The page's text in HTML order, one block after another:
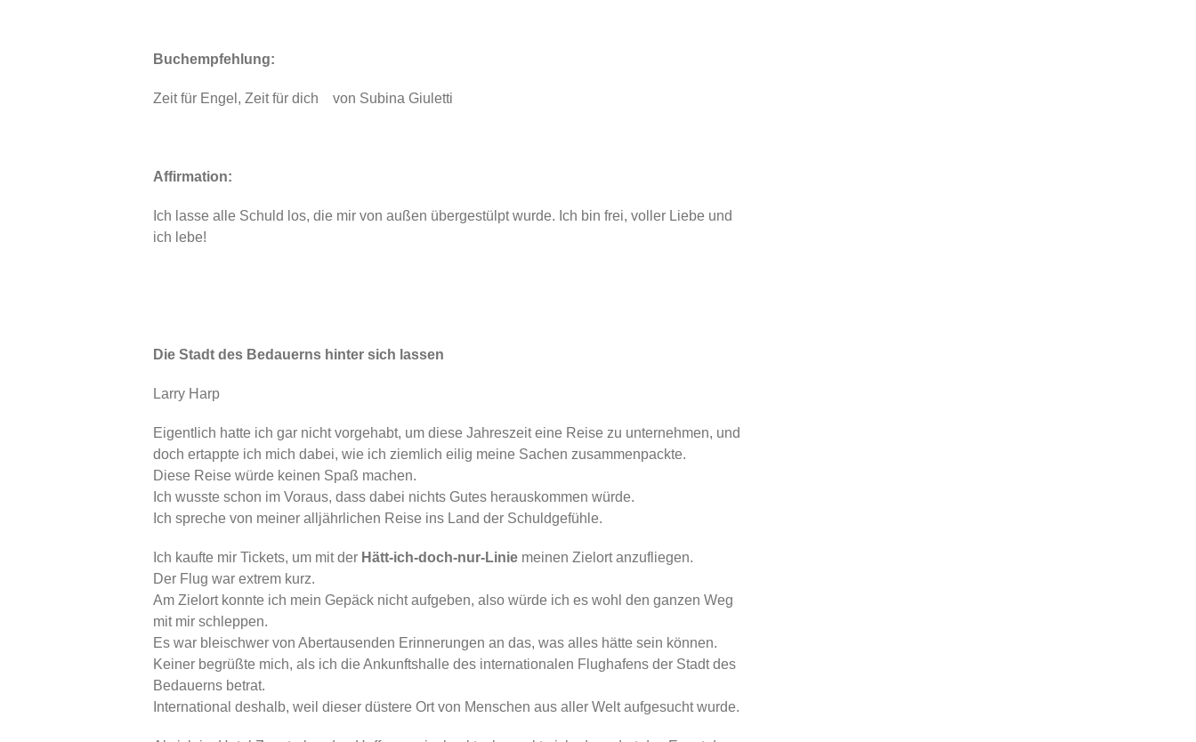
Buchempfehlung:
Zeit für Engel, Zeit für dich von Subina Giuletti
Affirmation:
Ich lasse alle Schuld los, die mir von außen übergestülpt wurde. Ich bin frei, voller Liebe und
ich lebe!
Die Stadt des Bedauerns hinter sich lassen
Larry Harp
Eigentlich hatte ich gar nicht vorgehabt, um diese Jahreszeit eine Reise zu unternehmen, und
doch ertappte ich mich dabei, wie ich ziemlich eilig meine Sachen zusammenpackte.
Diese Reise würde keinen Spaß machen.
Ich wusste schon im Voraus, dass dabei nichts Gutes herauskommen würde.
Ich spreche von meiner alljährlichen Reise ins Land der Schuldgefühle.
Ich kaufte mir Tickets, um mit der Hätt-ich-doch-nur-Linie meinen Zielort anzufliegen.
Der Flug war extrem kurz.
Am Zielort konnte ich mein Gepäck nicht aufgeben, also würde ich es wohl den ganzen Weg
mit mir schleppen.
Es war bleischwer von Abertausenden Erinnerungen an das, was alles hätte sein können.
Keiner begrüßte mich, als ich die Ankunftshalle des internationalen Flughafens der Stadt des
Bedauerns betrat.
International deshalb, weil dieser düstere Ort von Menschen aus aller Welt aufgesucht wurde.